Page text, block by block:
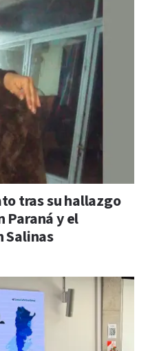
tras su hallazgo
Paraná y el
Salinas